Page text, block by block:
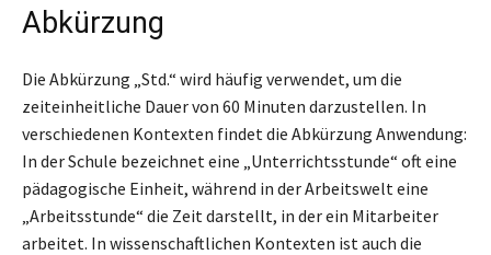
Abkürzung
Die Abkürzung „Std.“ wird häufig verwendet, um die
zeiteinheitliche Dauer von 60 Minuten darzustellen. In
verschiedenen Kontexten findet die Abkürzung Anwendung:
In der Schule bezeichnet eine „Unterrichtsstunde“ oft eine
pädagogische Einheit, während in der Arbeitswelt eine
„Arbeitsstunde“ die Zeit darstellt, in der ein Mitarbeiter
arbeitet. In wissenschaftlichen Kontexten ist auch die